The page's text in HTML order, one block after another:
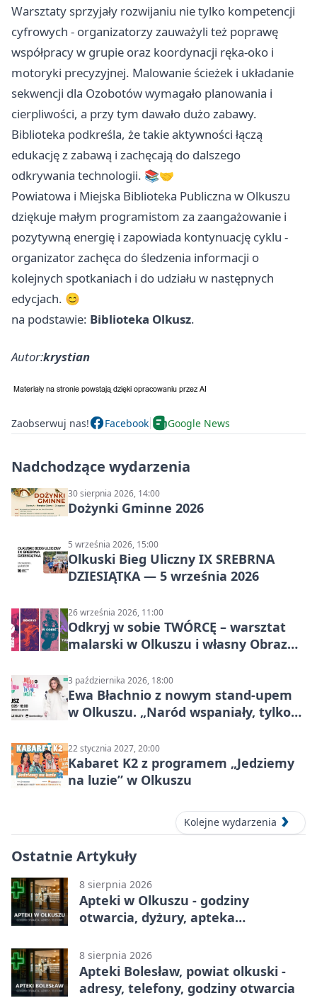
Warsztaty sprzyjały rozwijaniu nie tylko kompetencji
cyfrowych - organizatorzy zauważyli też poprawę
współpracy w grupie oraz koordynacji ręka-oko i
motoryki precyzyjnej. Malowanie ścieżek i układanie
sekwencji dla Ozobotów wymagało planowania i
cierpliwości, a przy tym dawało dużo zabawy.
Biblioteka podkreśla, że takie aktywności łączą
edukację z zabawą i zachęcają do dalszego
odkrywania technologii. 📚🤝
Powiatowa i Miejska Biblioteka Publiczna w Olkuszu
dziękuje małym programistom za zaangażowanie i
pozytywną energię i zapowiada kontynuację cyklu -
organizator zachęca do śledzenia informacji o
kolejnych spotkaniach i do udziału w następnych
edycjach. 😊
na podstawie: Biblioteka Olkusz.
Autor:krystian
Zaobserwuj nas! Facebook Google News
Nadchodzące wydarzenia
30 sierpnia 2026, 14:00
Dożynki Gminne 2026
5 września 2026, 15:00
Olkuski Bieg Uliczny IX SREBRNA
DZIESIĄTKA — 5 września 2026
26 września 2026, 11:00
Odkryj w sobie TWÓRCĘ – warsztat
malarski w Olkuszu i własny Obraz
3 października 2026, 18:00
Ewa Błachnio z nowym stand-upem
w Olkuszu. „Naród wspaniały, tylko
22 stycznia 2027, 20:00
Kabaret K2 z programem „Jedziemy
na luzie” w Olkuszu
Kolejne wydarzenia
Ostatnie Artykuły
8 sierpnia 2026
Apteki w Olkuszu - godziny
otwarcia, dyżury, apteka
8 sierpnia 2026
Apteki Bolesław, powiat olkuski -
adresy, telefony, godziny otwarcia